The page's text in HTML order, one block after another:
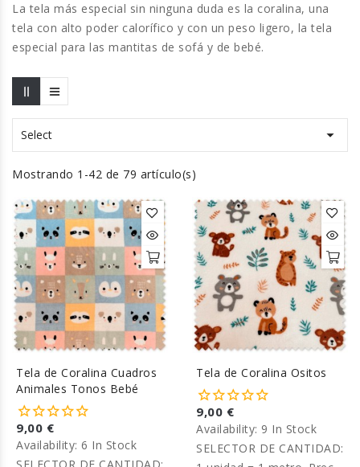
La tela más especial sin ninguna duda es la coralina, una
tela con alto poder calorífico y con un peso ligero, la tela
especial para las mantitas de sofá y de bebé.
Select 
Mostrando 1-42 de 79 artículo(s)
Tela de Coralina Cuadros
Animales Tonos Bebé
9,00 €
Availability: 6 In Stock
Tela de Coralina Ositos
9,00 €
Availability: 9 In Stock
SELECTOR DE CANTIDAD: